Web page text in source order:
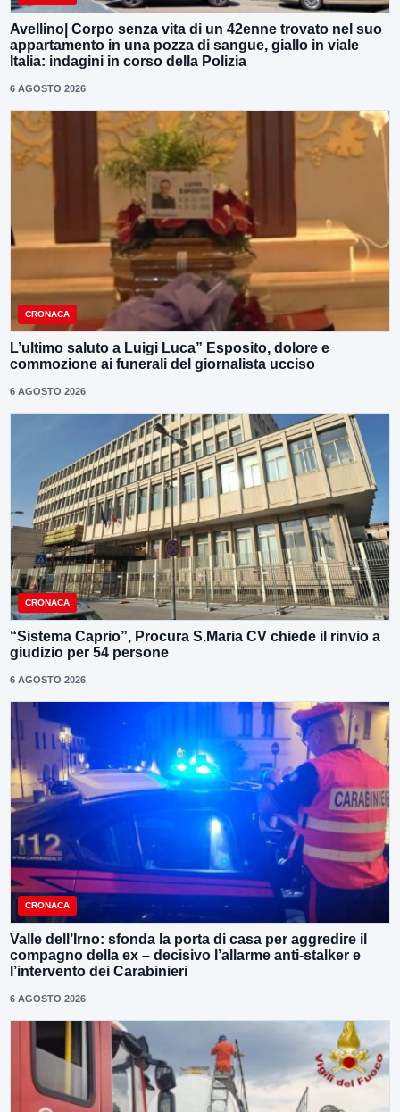
Avellino| Corpo senza vita di un 42enne trovato nel suo
appartamento in una pozza di sangue, giallo in viale
Italia: indagini in corso della Polizia
6 AGOSTO 2026
CRONACA
L’ultimo saluto a Luigi Luca” Esposito, dolore e
commozione ai funerali del giornalista ucciso
6 AGOSTO 2026
CRONACA
“Sistema Caprio”, Procura S.Maria CV chiede il rinvio a
giudizio per 54 persone
6 AGOSTO 2026
CRONACA
Valle dell’Irno: sfonda la porta di casa per aggredire il
compagno della ex – decisivo l’allarme anti-stalker e
l’intervento dei Carabinieri
6 AGOSTO 2026